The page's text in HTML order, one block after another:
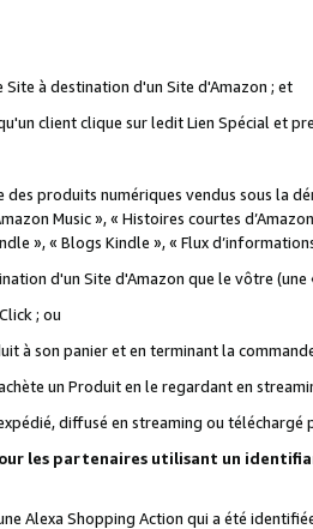
à destination d'un Site d'Amazon ; et
client clique sur ledit Lien Spécial et
produits numériques vendus sous la
Music », « Histoires courtes
», « Blogs Kindle », « Flux
d'un Site d'Amazon que le vôtre (une
; ou
son panier et en terminant la
un Produit en le regardant en
diffusé en streaming ou téléchargé
les partenaires utilisant un
Alexa Shopping Action qui a été